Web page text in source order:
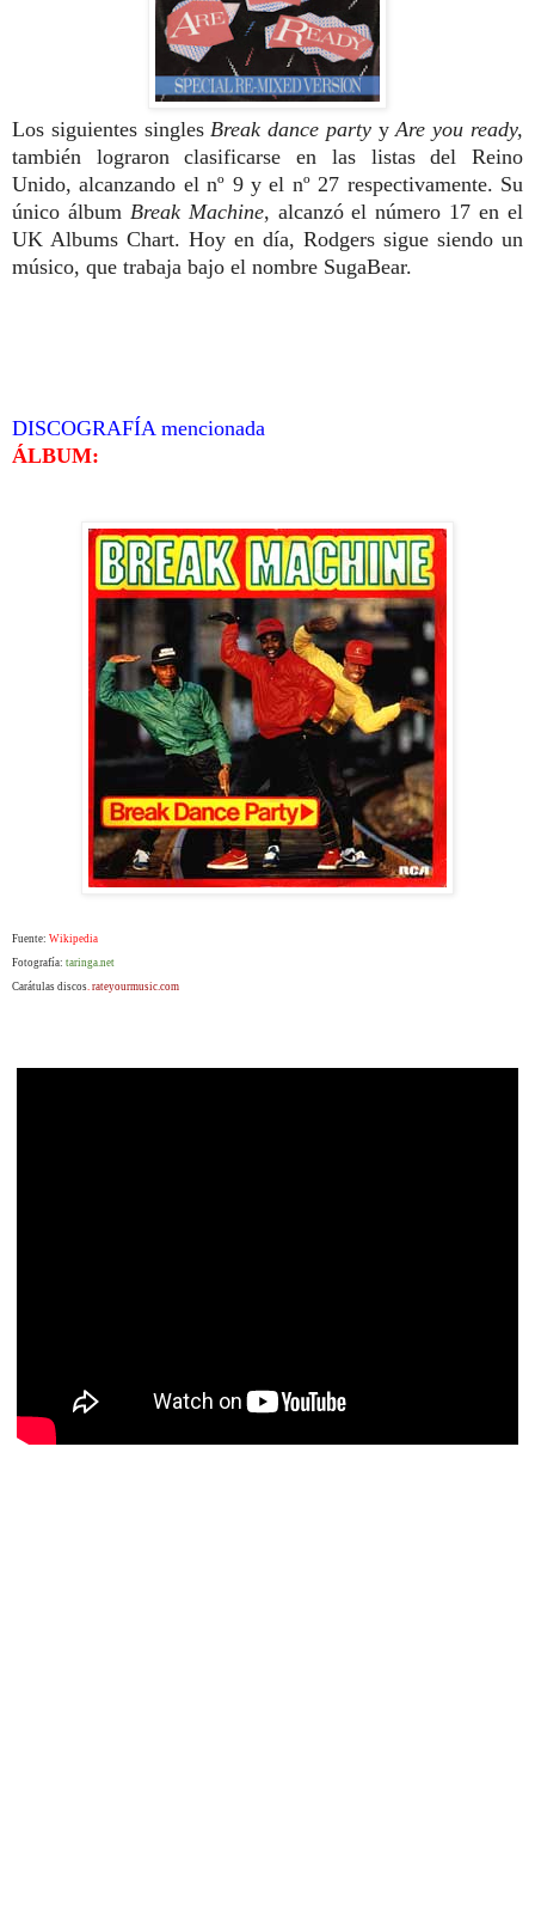
Los siguientes singles Break dance party yAre you ready,
también lograron clasificarse en las listas del Reino
Unido, alcanzando el nº 9 y el nº 27 respectivamente. Su
único álbum Break Machine, alcanzó el número 17 en el
UK Albums Chart. Hoy en día, Rodgers sigue siendo un
músico, que trabaja bajo el nombre SugaBear.
DISCOGRAFÍA mencionada
ÁLBUM:
Fuente: Wikipedia
Fotografía: taringa.net
Carátulas discos rateyourmusic.com